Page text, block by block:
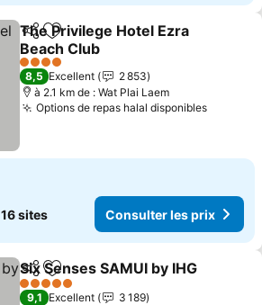
PartagerAjouter à mes favoris
The Privilege Hotel Ezra
Beach Club
Consulter les prix
4 Étoiles
8,5 Excellent
2 853
à 2.1 km de : Wat Plai Laem
Options de repas halal disponibles
16 sites Consulter les prix
PartagerAjouter à mes favoris
Six Senses SAMUI by IHG
5 Étoiles
9,1 Excellent
3 189